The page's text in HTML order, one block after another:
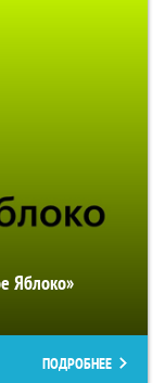
Яблоко»
ПОДРОБНЕЕ